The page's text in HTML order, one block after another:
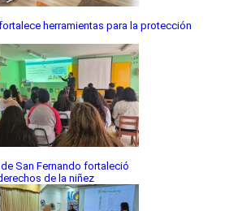
herramientas para la protección
San Fernando fortaleció
de la niñez